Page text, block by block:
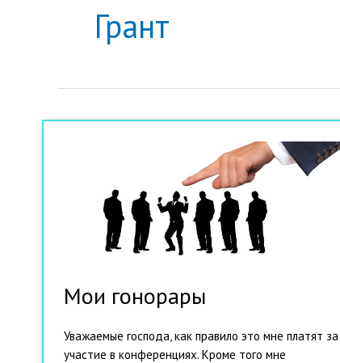
Грант
Мои гонорары
Уважаемые господа, как правило это мне платят за
участие в конференциях. Кроме того мне